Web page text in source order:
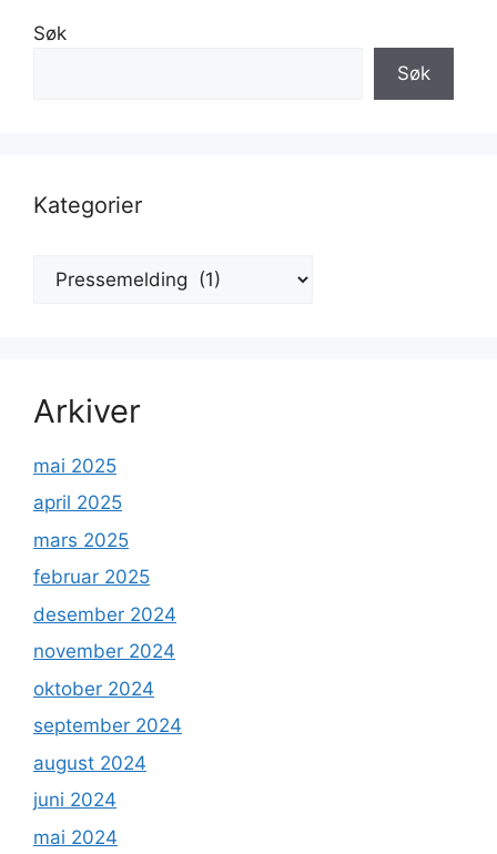
Søk
Søk
Kategorier
Kategorier
Arkiver
mai 2025
april 2025
mars 2025
februar 2025
desember 2024
november 2024
oktober 2024
september 2024
august 2024
juni 2024
mai 2024